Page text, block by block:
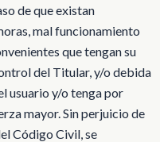
de que existan
mal funcionamiento
que tengan su
del Titular, y/o debida
usuario y/o tenga por
mayor. Sin perjuicio de
Código Civil, se